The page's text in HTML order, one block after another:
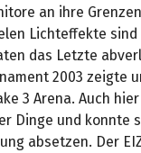
an ihre
Lichteffekte sind
das Letzte
2003 zeigte
3 Arena. Auch
Dinge und konnte
absetzen. Der